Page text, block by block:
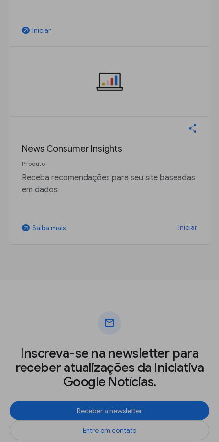
arrow_outward Iniciar
News Consumer Insights
Produto
Receba recomendações para seu site baseadas
em dados
arrow_outward Saiba mais Iniciar
mail
Inscreva-se na newsletter para
receber atualizações da Iniciativa
Google Notícias.
Receber a newsletter
Entre em contato